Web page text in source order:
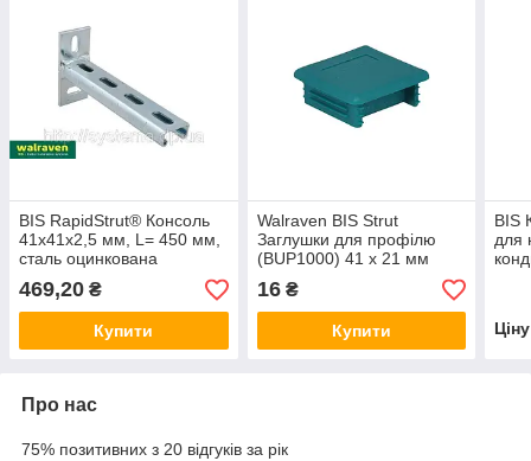
BIS RapidStrut® Консоль
41x41x2,5 мм, L= 450 мм,
сталь оцинкована
469,20 ₴
Купити
Walraven BIS Strut
Заглушки для профілю
(BUP1000) 41 x 21 мм
16₴
Купити
BIS
для
Про нас
75% позитивних з 20 відгуків за рік